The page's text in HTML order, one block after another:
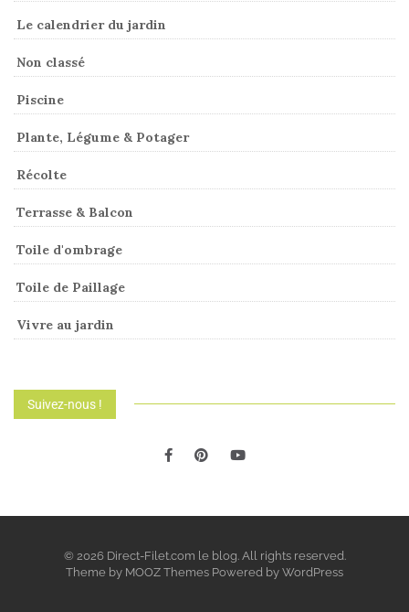
Le calendrier du jardin
Non classé
Piscine
Plante, Légume & Potager
Récolte
Terrasse & Balcon
Toile d'ombrage
Toile de Paillage
Vivre au jardin
Suivez-nous !
© 2026 Direct-Filet.com le blog. All rights reserved.
Theme by MOOZ Themes Powered by WordPress